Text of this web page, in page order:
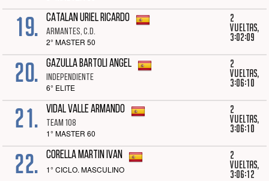
19. CATALAN URIEL RICARDO
ARMANTES, C.D.
2° MASTER 50
2
vueltas,
3:02:09
20. GAZULLA BARTOLI ANGEL
INDEPENDIENTE
6° ELITE
2
vueltas,
3:06:10
21. VIDAL VALLE ARMANDO
TEAM 108
1° MASTER 60
2
vueltas,
3:06:10
22. CORELLA MARTIN IVAN
1° CICLO. MASCULINO
2
vueltas,
3:06:12